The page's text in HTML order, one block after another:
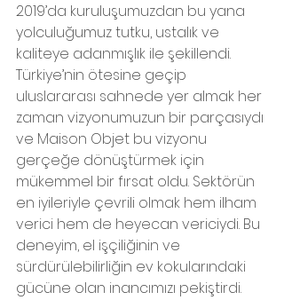
2019’da kuruluşumuzdan bu yana
yolculuğumuz tutku, ustalık ve
kaliteye adanmışlık ile şekillendi.
Türkiye’nin ötesine geçip
uluslararası sahnede yer almak her
zaman vizyonumuzun bir parçasıydı
ve Maison Objet bu vizyonu
gerçeğe dönüştürmek için
mükemmel bir fırsat oldu. Sektörün
en iyileriyle çevrili olmak hem ilham
verici hem de heyecan vericiydi. Bu
deneyim, el işçiliğinin ve
sürdürülebilirliğin ev kokularındaki
gücüne olan inancımızı pekiştirdi.